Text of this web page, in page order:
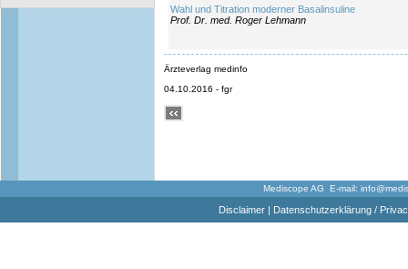
Wahl und Titration moderner Basalinsuline
Prof. Dr. med. Roger Lehmann
Ärzteverlag medinfo
04.10.2016 - fgr
Mediscope AG E-mail:
Disclaimer| Datenschutzerklärung /